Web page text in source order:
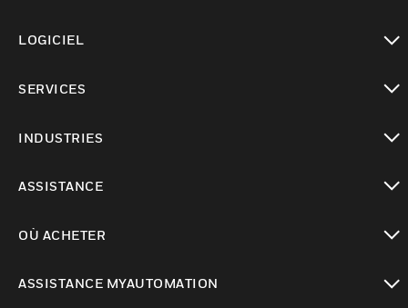
LOGICIEL
SERVICES
INDUSTRIES
ASSISTANCE
OÙ ACHETER
ASSISTANCE MYAUTOMATION